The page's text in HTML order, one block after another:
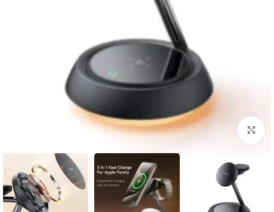
بزرگنمایی تصویر